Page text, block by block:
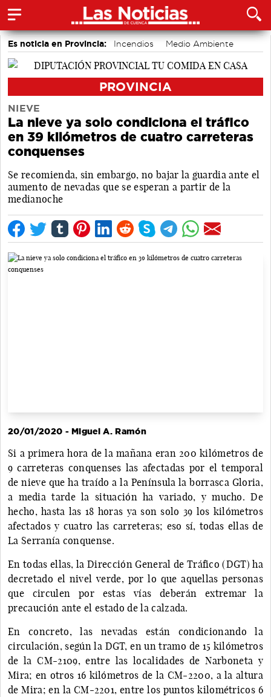
Es noticia en Provincia: Incendios
Medio Ambiente
accidentes laborales
PROVINCIA
NIEVE
La nieve ya solo condiciona el tráfico
en 39 kilómetros de cuatro carreteras
conquenses
Se recomienda, sin embargo, no bajar la guardia ante el
aumento de nevadas que se esperan a partir de la
medianoche
20/01/2020 - Miguel A. Ramón
Si a primera hora de la mañana eran 200 kilómetros de
9 carreteras conquenses las afectadas por el temporal
de nieve que ha traído a la Península la borrasca Gloria,
a media tarde la situación ha variado, y mucho. De
hecho, hasta las 18 horas ya son solo 39 los kilómetros
afectados y cuatro las carreteras; eso sí, todas ellas de
La Serranía conquense.
En todas ellas, la Dirección General de Tráfico (DGT) ha
decretado el nivel verde, por lo que aquellas personas
que circulen por estas vías deberán extremar la
precaución ante el estado de la calzada.
En concreto, las nevadas están condicionando la
circulación, según la DGT, en un tramo de 15 kilómetros
de la CM-2109, entre las localidades de Narboneta y
Mira; en otros 16 kilómetros de la CM-2200, a la altura
de Mira; en la CM-2201, entre los puntos kilométricos 6